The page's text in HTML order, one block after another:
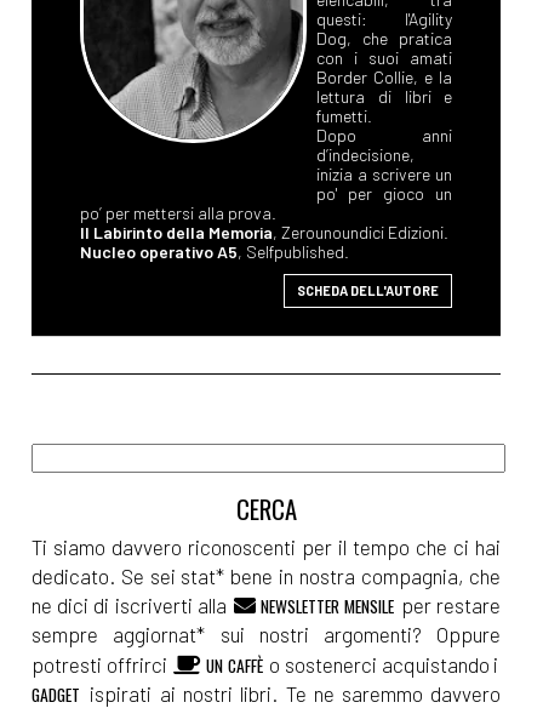
questi: l'Agility
Dog, che pratica
con i suoi amati
Border Collie, e la
lettura di libri e
fumetti.
Dopo anni
d’indecisione,
inizia a scrivere un
po' per gioco un
po’ per mettersi alla prova.
Il Labirinto della Memoria, Zerounoundici Edizioni.
Nucleo operativo A5, Selfpublished.
SCHEDA DELL'AUTORE
Ti siamo davvero riconoscenti per il tempo che ci hai
dedicato. Se sei stat* bene in nostra compagnia, che
ne dici di iscriverti alla
NEWSLETTER MENSILE per restare
sempre aggiornat* sui nostri argomenti? Oppure
potresti offrirci
UN CAFFÈ o sostenerci acquistando i
GADGET ispirati ai nostri libri. Te ne saremmo davvero